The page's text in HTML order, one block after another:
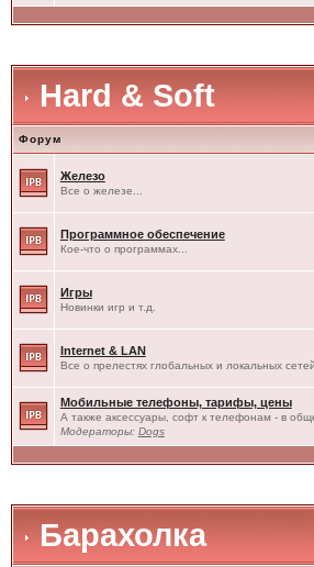
Hard & Soft
Форум
Железо
Все о железе...
Программное обеспечение
Кое-что о программах...
Игры
Новинки игр и т.д.
Internet & LAN
Все о прелестях глобальных и локальных сетей
Мобильные телефоны, тарифы, цены
А также аксессуары, софт к телефонам - в
Модераторы: Dogs
Барахолка